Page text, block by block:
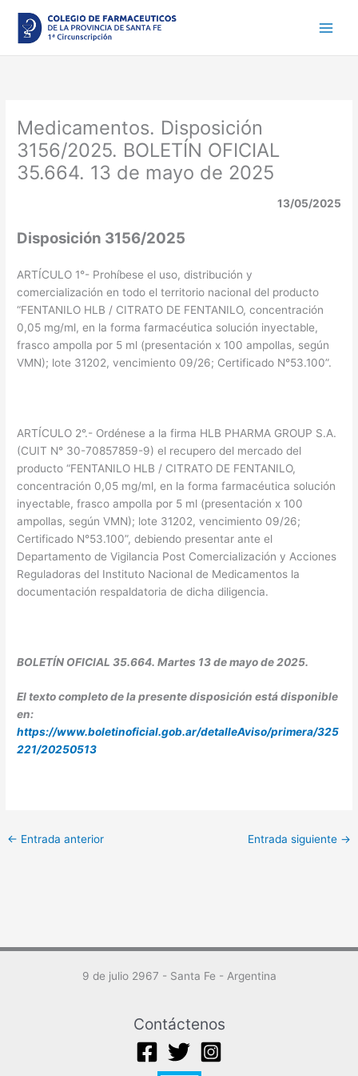
contenido
Medicamentos. Disposición
3156/2025. BOLETÍN OFICIAL
35.664. 13 de mayo de 2025
13/05/2025
Disposición 3156/2025
ARTÍCULO 1°- Prohíbese el uso, distribución y
comercialización en todo el territorio nacional del producto
“FENTANILO HLB / CITRATO DE FENTANILO, concentración
0,05 mg/ml, en la forma farmacéutica solución inyectable,
frasco ampolla por 5 ml (presentación x 100 ampollas, según
VMN); lote 31202, vencimiento 09/26; Certificado N°53.100”.
ARTÍCULO 2°.- Ordénese a la firma HLB PHARMA GROUP S.A.
(CUIT N° 30-70857859-9) el recupero del mercado del
producto “FENTANILO HLB / CITRATO DE FENTANILO,
concentración 0,05 mg/ml, en la forma farmacéutica solución
inyectable, frasco ampolla por 5 ml (presentación x 100
ampollas, según VMN); lote 31202, vencimiento 09/26;
Certificado N°53.100”, debiendo presentar ante el
Departamento de Vigilancia Post Comercialización y Acciones
Reguladoras del Instituto Nacional de Medicamentos la
documentación respaldatoria de dicha diligencia.
BOLETÍN OFICIAL 35.664. Martes 13 de mayo de 2025.
El texto completo de la presente disposición está disponible
en:
https://www.boletinoficial.gob.ar/detalleAviso/primera/325
221/20250513
← Entrada anterior Entrada siguiente →
9 de julio 2967 - Santa Fe - Argentina
Contáctenos